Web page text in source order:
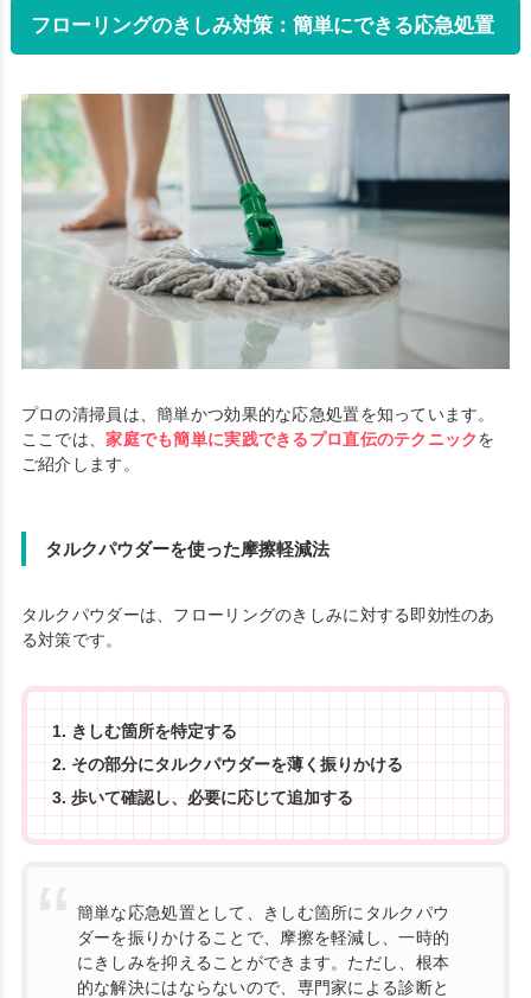
フローリングのきしみ対策：簡単にできる応急処置
プロの清掃員は、簡単かつ効果的な応急処置を知っています。
ここでは、家庭でも簡単に実践できるプロ直伝のテクニックを
ご紹介します。
タルクパウダーを使った摩擦軽減法
タルクパウダーは、フローリングのきしみに対する即効性のあ
る対策です。
きしむ箇所を特定する
その部分にタルクパウダーを薄く振りかける
歩いて確認し、必要に応じて追加する
簡単な応急処置として、きしむ箇所にタルクパウ
ダーを振りかけることで、摩擦を軽減し、一時的
にきしみを抑えることができます。ただし、根本
的な解決にはならないので、専門家による診断と